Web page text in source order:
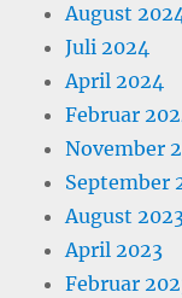
August
Juli 2024
April 2024
Februar
November
September
August
April 2023
Februar